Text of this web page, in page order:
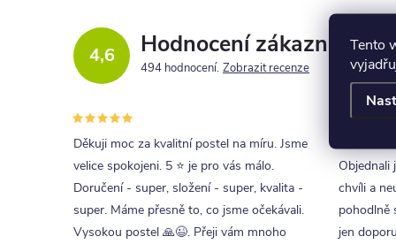
Tento
4,6 Hodnocení zákazníků
494 hodnocení Zobrazit recenze
Děkuji moc za kvalitní postel na míru. Jsme
velice spokojeni. 5 ⭐ je pro vás málo.
Doručení - super, složení - super, kvalita -
super. Máme přesně to, co jsme očekávali.
Vysokou postel 🙏😉. Přeji vám mnoho
Objednali
chvíli a
pohodlně
jen